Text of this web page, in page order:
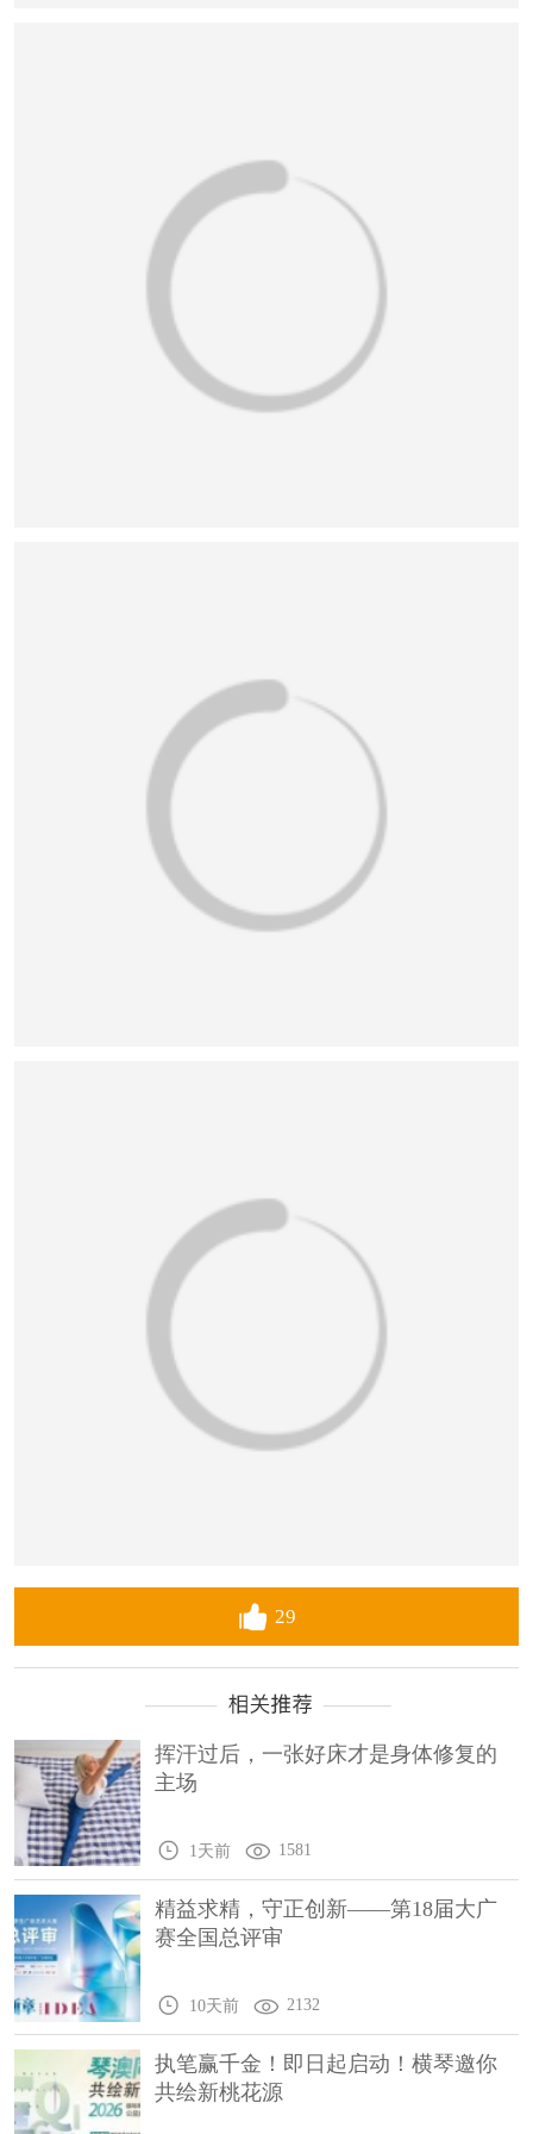
29
挥汗过后，一张好床才是身体修复的
主场
1天前 1581
精益求精，守正创新——第18届大广
赛全国总评审
10天前 2132
执笔赢千金！即日起启动！横琴邀你
共绘新桃花源